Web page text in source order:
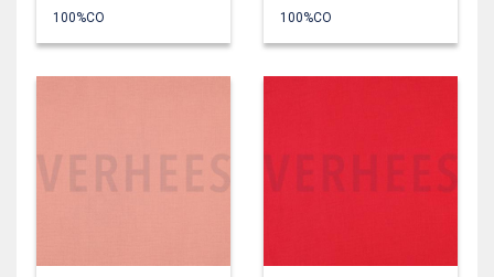
100%CO
100%CO